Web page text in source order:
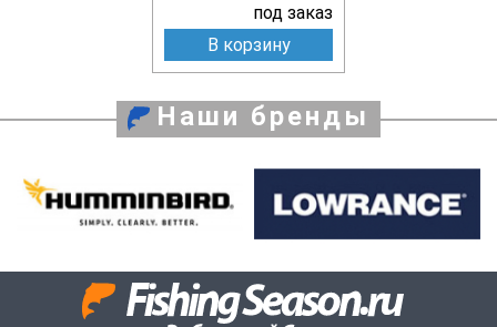
под заказ
В корзину
Наши бренды